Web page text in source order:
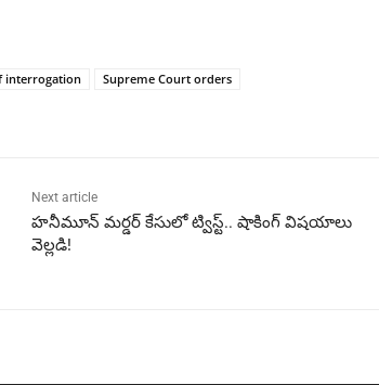
interrogation
Supreme Court orders
Next article
హనీమూన్ మర్డర్ కేసులో ట్విస్ట్.. షాకింగ్ విషయాలు
వెల్లడి!